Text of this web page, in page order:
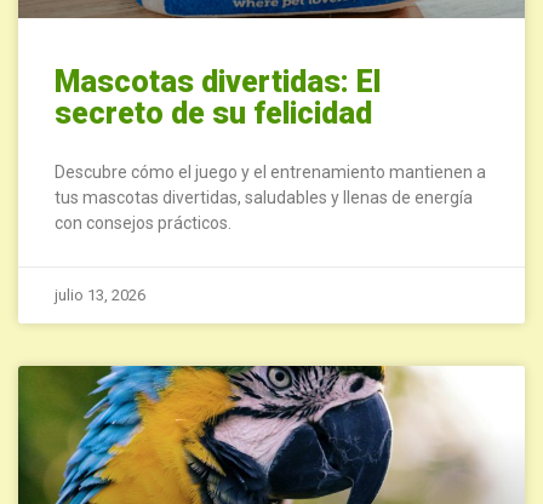
Mascotas divertidas: El
secreto de su felicidad
Descubre cómo el juego y el entrenamiento mantienen a
tus mascotas divertidas, saludables y llenas de energía
con consejos prácticos.
julio 13, 2026